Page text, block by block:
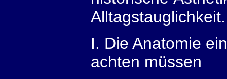
Alltagstauglichkeit.
I. Die Anatomie
achten müssen